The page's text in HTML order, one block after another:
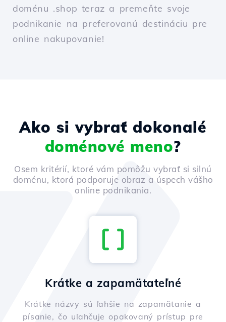
doménu .shop teraz a premeňte svoje
podnikanie na preferovanú destináciu pre
online nakupovanie!
Ako si vybrať dokonalé
doménové meno?
Osem kritérií, ktoré vám pomôžu vybrať si silnú
doménu, ktorá podporuje obraz a úspech vášho
online podnikania.
Krátke a zapamätateľné
Krátke názvy sú ľahšie na zapamätanie a
písanie, čo uľahčuje opakovaný prístup pre